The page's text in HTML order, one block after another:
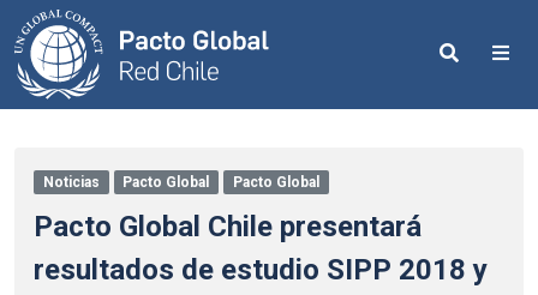
Search
Noticias Pacto Global Pacto Global
Pacto Global Chile presentará
resultados de estudio SIPP 2018 y